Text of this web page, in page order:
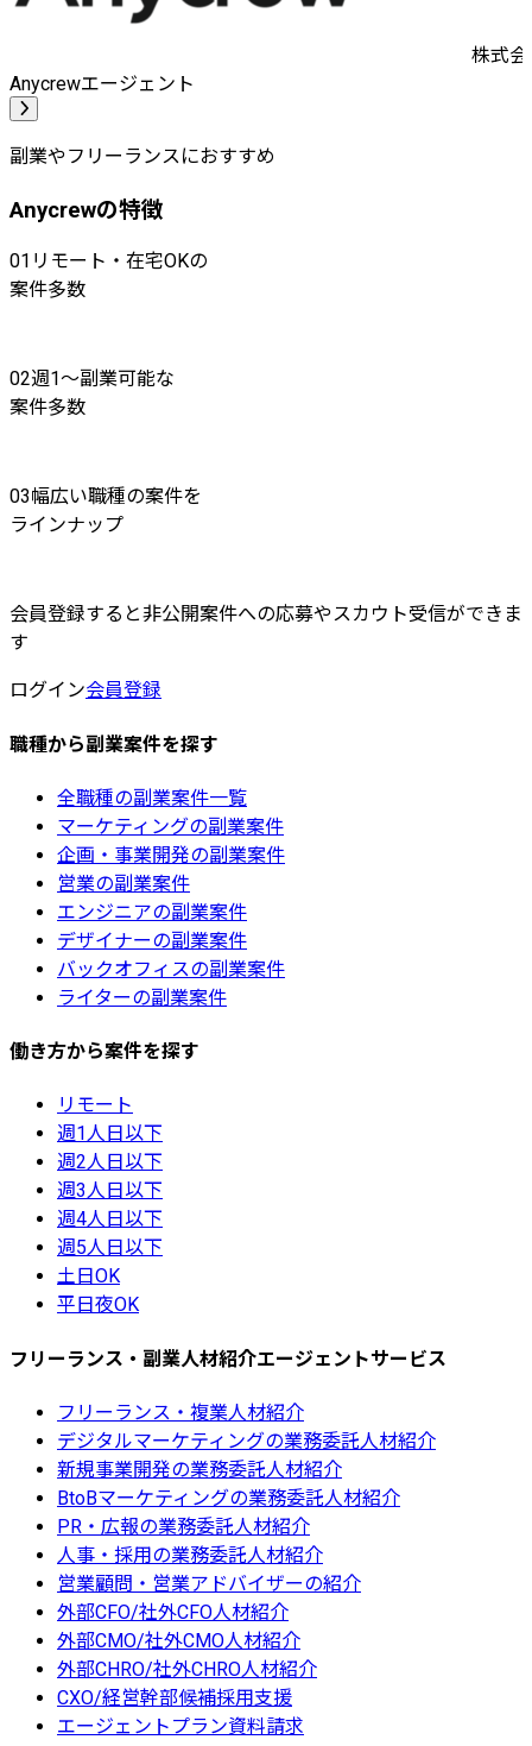
Anycrewエージェント
株式会
副業やフリーランスにおすすめ
Anycrewの特徴
01 リモート・在宅OKの
案件多数
02週1〜副業可能な
案件多数
03幅広い職種の案件を
ラインナップ
会員登録すると非公開案件への応募やスカウト受信ができま
す
ログイン会員登録
職種から副業案件を探す
全職種の副業案件一覧
マーケティングの副業案件
企画・事業開発の副業案件
営業の副業案件
エンジニアの副業案件
デザイナーの副業案件
バックオフィスの副業案件
ライターの副業案件
働き方から案件を探す
リモート
週1人日以下
週2人日以下
週3人日以下
週4人日以下
週5人日以下
土日OK
平日夜OK
フリーランス・副業人材紹介エージェントサービス
フリーランス・複業人材紹介
デジタルマーケティングの業務委託人材紹介
新規事業開発の業務委託人材紹介
BtoBマーケティングの業務委託人材紹介
PR・広報の業務委託人材紹介
人事・採用の業務委託人材紹介
営業顧問・営業アドバイザーの紹介
外部CFO/社外CFO人材紹介
外部CMO/社外CMO人材紹介
外部CHRO/社外CHRO人材紹介
CXO/経営幹部候補採用支援
エージェントプラン資料請求